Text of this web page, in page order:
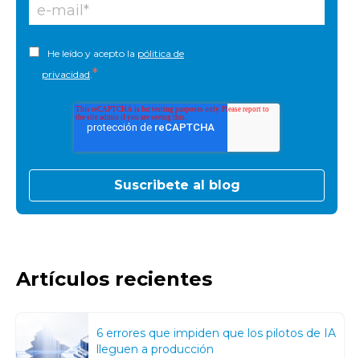
He leído y acepto la pólitica de
privacidad.*
Artículos recientes
6 errores que impiden que los pilotos de IA
lleguen a producción